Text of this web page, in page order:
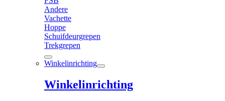
Andere
Vachette
Hoppe
Schuifdeurgrepen
Trekgrepen
Winkelinrichting
Winkelinrichting